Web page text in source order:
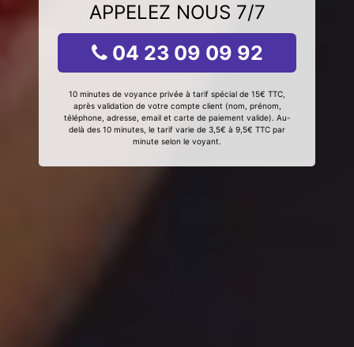
APPELEZ NOUS 7/7
04 23 09 09 92
10 minutes de voyance privée à tarif spécial de 15€ TTC,
après validation de votre compte client (nom, prénom,
téléphone, adresse, email et carte de paiement valide). Au-
delà des 10 minutes, le tarif varie de 3,5€ à 9,5€ TTC par
minute selon le voyant.